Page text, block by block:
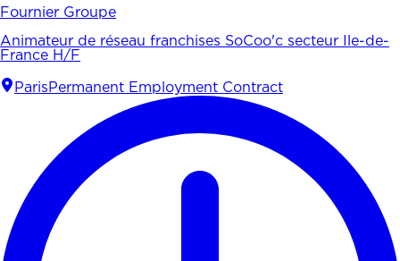
Fournier Groupe
Animateur de réseau franchises SoCoo'c secteur Ile-de-
France H/F
Paris Permanent Employment Contract